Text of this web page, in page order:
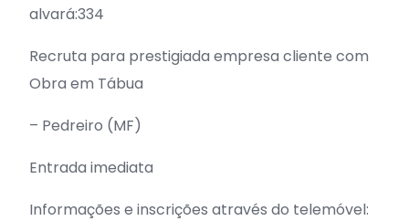
alvará:334
Recruta para prestigiada empresa cliente com
Obra em Tábua
– Pedreiro (MF)
Entrada imediata
Informações e inscrições através do telemóvel: